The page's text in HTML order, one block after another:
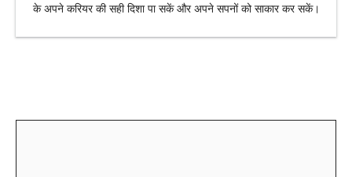
के अपने करियर की सही दिशा पा सकें और अपने सपनों को साकार कर सकें।